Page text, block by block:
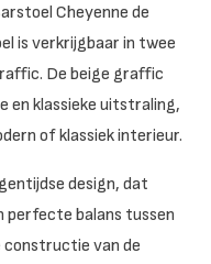
Cheyenne de
is verkrijgbaar in twee
De beige graffic
en klassieke uitstraling,
of klassiek interieur.
design, dat
perfecte balans tussen
van de